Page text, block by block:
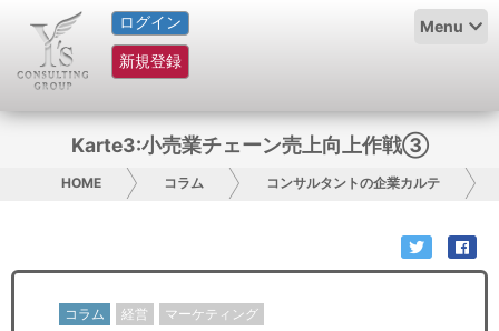
ログイン
新規登録
Menu
HOME
サービス紹介
グループ概要
Karte3:小売業チェーン売上向上作戦③
HOME コラム コンサルタントの企業カルテ
コラム 経営 マーケティング